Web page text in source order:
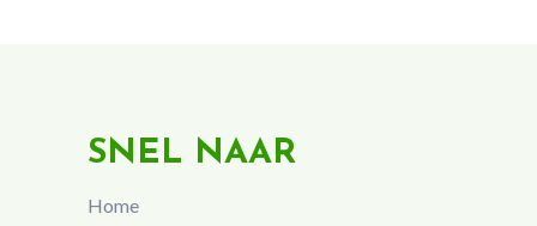
SNEL NAAR
Home